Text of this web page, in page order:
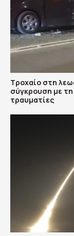
Τροχαίο στη
σύγκρουση με τη
τραυματίες